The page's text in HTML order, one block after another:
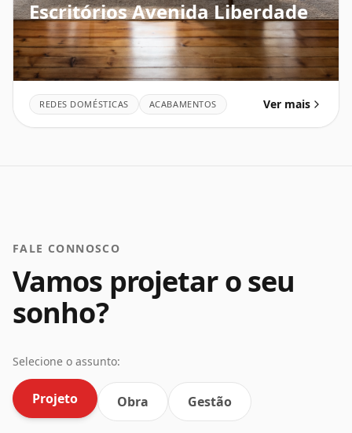
Escritórios Avenida Liberdade
REDES DOMÉSTICAS ACABAMENTOS Ver mais
FALE CONNOSCO
Vamos projetar o seu
sonho?
Selecione o assunto:
Projeto Obra Gestão